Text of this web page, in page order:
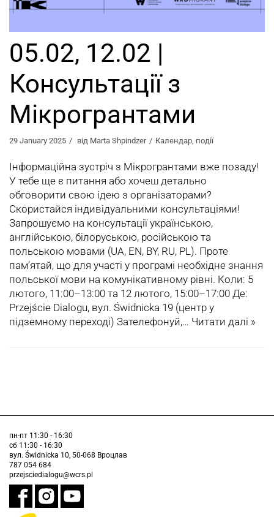
05.02, 12.02 |
Консультації з
Мікрогрантами
29 January 2025 від Marta Shpindzer Календар, події
Інформаційна зустріч з Мікрогрантами вже позаду!
У тебе ще є питання або хочеш детально
обговорити свою ідею з організаторами?
Скористайся індивідуальними консультаціями!
Запрошуємо на консультації українською,
англійською, білоруською, російською та
польською мовами (UA, EN, BY, RU, PL). Проте
пам’ятай, що для участі у програмі необхідне знання
польської мови на комунікативному рівні. Коли: 5
лютого, 11:00–13:00 та 12 лютого, 15:00–17:00 Де:
Przejście Dialogu, вул. Świdnicka 19 (центр у
підземному переході) Зателефонуй,… Читати далі »
пн-пт 11:30 - 16:30
сб 11:30 - 16:30
вул. Świdnicka 10, 50-068 Вроцлав
787 054 684
przejsciedialogu@wcrs.pl